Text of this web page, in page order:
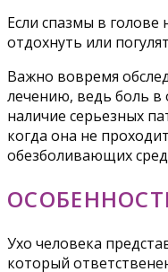
Если спазмы в голове
отдохнуть или
Важно вовремя
лечению, ведь боль в
наличие серьезных
когда она не
обезболивающих
Ухо человека
который